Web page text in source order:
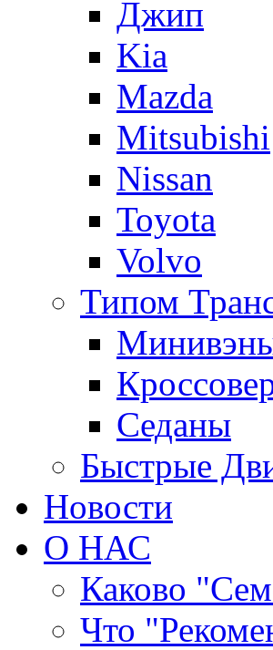
Джип
Kia
Mazda
Mitsubishi
Nissan
Toyota
Volvo
Типом
Седаны
Быстрые
Новости
О НАС
Каково
Что